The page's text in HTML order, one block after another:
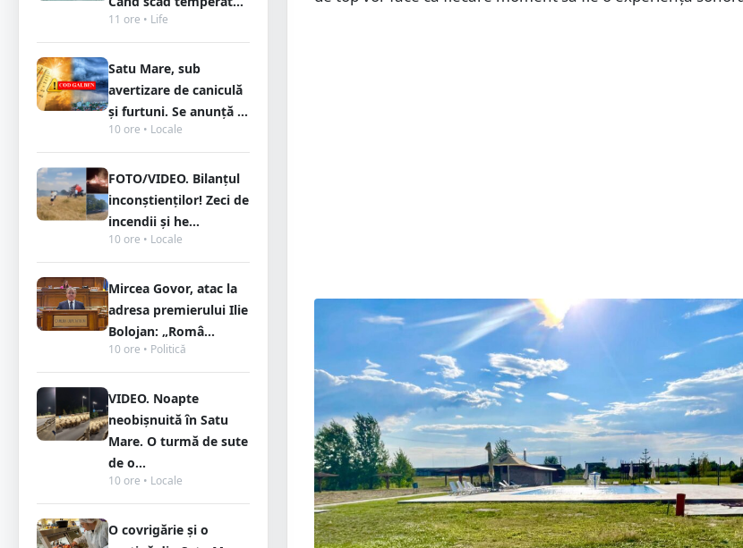
11 ore • Life
Satu Mare, sub
avertizare de caniculă
și furtuni. Se anunță ...
10 ore • Locale
FOTO/VIDEO. Bilanțul
inconștienților! Zeci de
incendii și he...
10 ore • Locale
Mircea Govor, atac la
adresa premierului Ilie
Bolojan: „Româ...
10 ore • Politică
VIDEO. Noapte
neobișnuită în Satu
Mare. O turmă de sute
de o...
10 ore • Locale
O covrigărie și o